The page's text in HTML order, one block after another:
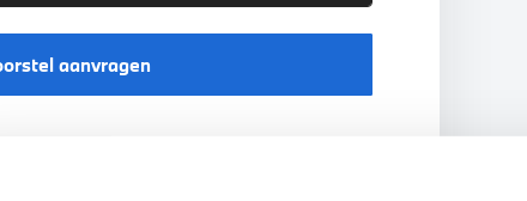
aanvragen
meer over uw auto
de waarde van uw auto